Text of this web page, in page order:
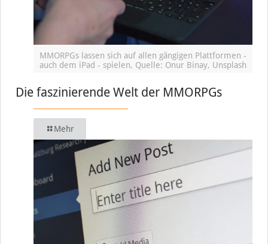
MMORPGs lassen sich auf allen gängigen Plattformen -
auch dem iPad - spielen, Quelle: Onur Binay, Unsplash
Die faszinierende Welt der MMORPGs
Mehr